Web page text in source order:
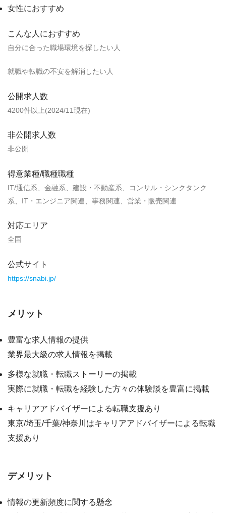
女性におすすめ
こんな人におすすめ
自分に合った職場環境を探したい人
就職や転職の不安を解消したい人
公開求人数
4200件以上(2024/11現在)
非公開求人数
非公開
得意業種/職種職種
IT/通信系、金融系、建設・不動産系、コンサル・シンクタンク
系、IT・エンジニア関連、事務関連、営業・販売関連
対応エリア
全国
公式サイト
https://snabi.jp/
メリット
豊富な求人情報の提供
業界最大級の求人情報を掲載
多様な就職・転職ストーリーの掲載
実際に就職・転職を経験した方々の体験談を豊富に掲載
キャリアアドバイザーによる転職支援あり
東京/埼玉/千葉/神奈川はキャリアアドバイザーによる転職
支援あり
デメリット
情報の更新頻度に関する懸念